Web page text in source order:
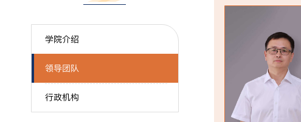
学院介绍
领导团队
行政机构